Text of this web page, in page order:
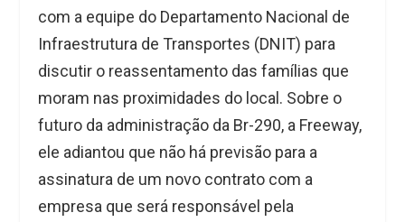
com a equipe do Departamento Nacional de
Infraestrutura de Transportes (DNIT) para
discutir o reassentamento das famílias que
moram nas proximidades do local. Sobre o
futuro da administração da Br-290, a Freeway,
ele adiantou que não há previsão para a
assinatura de um novo contrato com a
empresa que será responsável pela